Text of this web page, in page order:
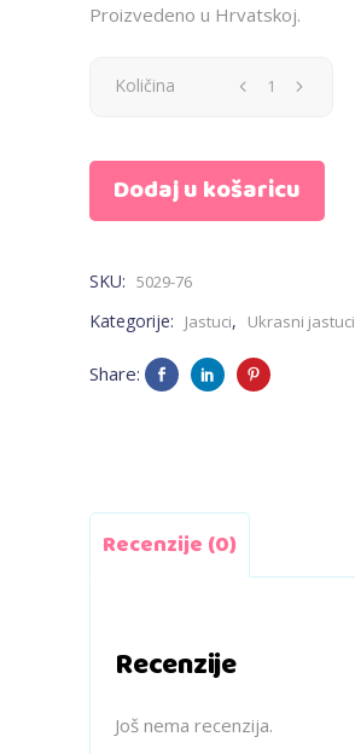
Proizvedeno u Hrvatskoj.
Jastuk
manji
kravica
quantity
Količina
Dodaj u košaricu
SKU: 5029-76
Kategorije: Jastuci, Ukrasni jastuci
Share:
Recenzije (0)
Recenzije
Još nema recenzija.